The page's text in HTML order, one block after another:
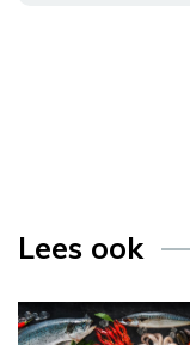
Lees ook